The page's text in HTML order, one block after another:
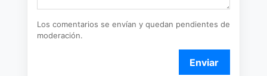
Los comentarios se envían y quedan pendientes de
moderación.
Enviar